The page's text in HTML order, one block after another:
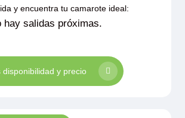
y encuentra tu camarote ideal:
hay salidas próximas.
disponibilidad y precio